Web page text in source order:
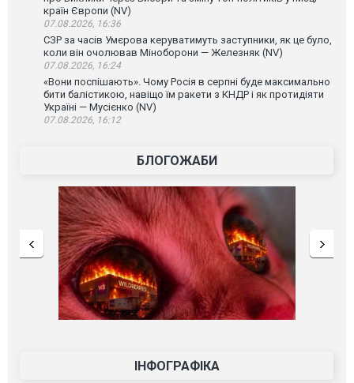
країн Європи (NV)
07.08.2026, 16:36
СЗР за часів Умєрова керуватимуть заступники, як це було,
коли він очолював Міноборони — Железняк (NV)
07.08.2026, 16:24
«Вони поспішають». Чому Росія в серпні буде максимально
бити балістикою, навіщо їм ракети з КНДР і як протидіяти
Україні — Мусієнко (NV)
07.08.2026, 16:12
БЛОГОЖАБИ
ІНФОГРАФІКА